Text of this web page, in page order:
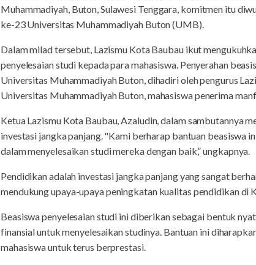
Muhammadiyah, Buton, Sulawesi Tenggara, komitmen itu
ke-23 Universitas Muhammadiyah Buton (UMB).
Dalam milad tersebut, Lazismu Kota Baubau ikut
penyelesaian studi kepada para mahasiswa. Penyerahan
Universitas Muhammadiyah Buton, dihadiri oleh pengurus
Universitas Muhammadiyah Buton, mahasiswa penerima
Ketua Lazismu Kota Baubau, Azaludin, dalam sambutannya
investasi jangka panjang. "Kami berharap bantuan beasiswa
dalam menyelesaikan studi mereka dengan baik,” ungkapnya.
Pendidikan adalah investasi jangka panjang yang sangat
mendukung upaya-upaya peningkatan kualitas pendidikan di
Beasiswa penyelesaian studi ini diberikan sebagai bentuk
finansial untuk menyelesaikan studinya. Bantuan ini
mahasiswa untuk terus berprestasi.